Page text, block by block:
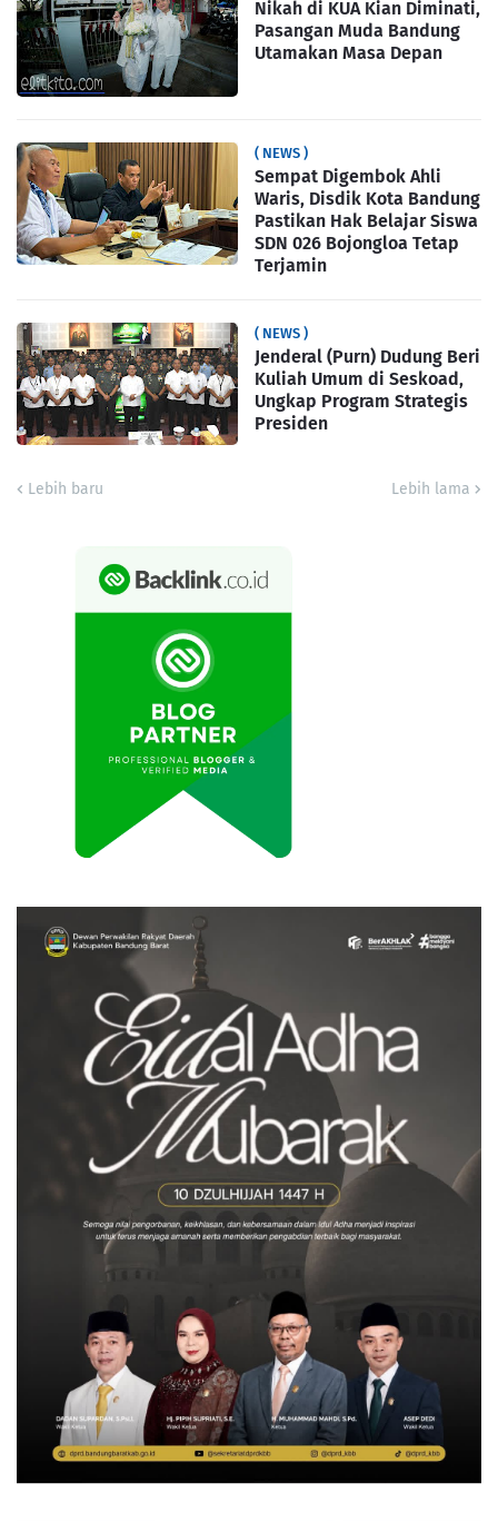
Nikah di KUA Kian Diminati,
Pasangan Muda Bandung
Utamakan Masa Depan
( NEWS )
Sempat Digembok Ahli
Waris, Disdik Kota Bandung
Pastikan Hak Belajar Siswa
SDN 026 Bojongloa Tetap
Terjamin
( NEWS )
Jenderal (Purn) Dudung Beri
Kuliah Umum di Seskoad,
Ungkap Program Strategis
Presiden
Lebih baru Lebih lama